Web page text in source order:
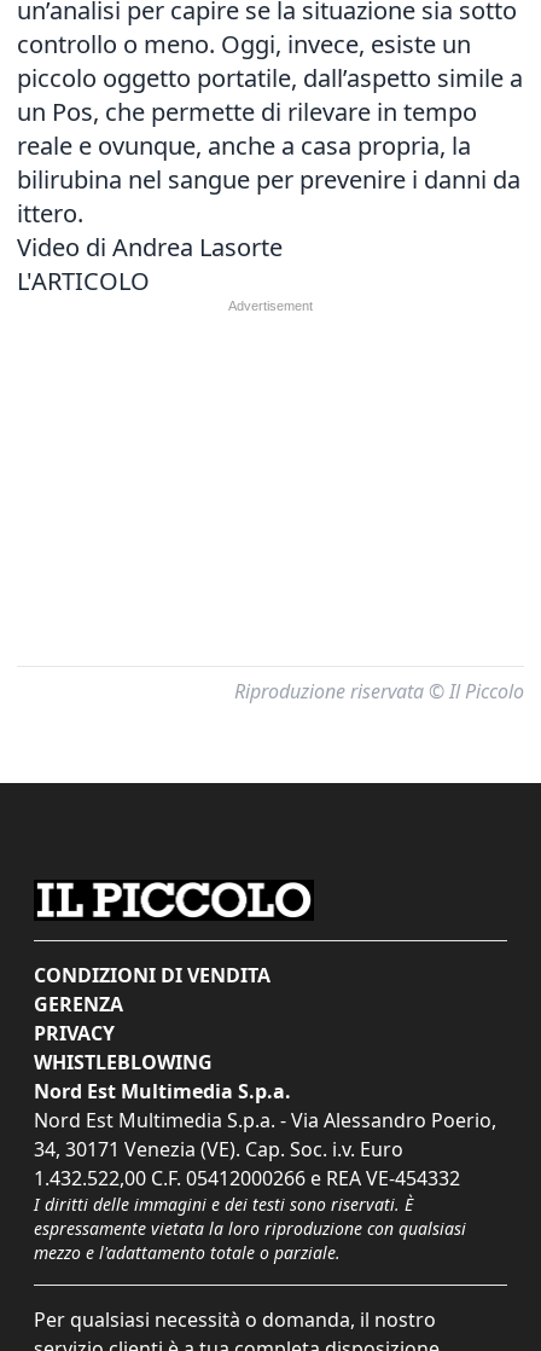
un’analisi per capire se la situazione sia sotto
controllo o meno. Oggi, invece, esiste un
piccolo oggetto portatile, dall’aspetto simile a
un Pos, che permette di rilevare in tempo
reale e ovunque, anche a casa propria, la
bilirubina nel sangue per prevenire i danni da
ittero.
Video di Andrea Lasorte
L'ARTICOLO
Riproduzione riservata © Il Piccolo
CONDIZIONI DI VENDITA
GERENZA
PRIVACY
WHISTLEBLOWING
Nord Est Multimedia S.p.a.
Nord Est Multimedia S.p.a. - Via Alessandro Poerio,
34, 30171 Venezia (VE). Cap. Soc. i.v. Euro
1.432.522,00 C.F. 05412000266 e REA VE-454332
I diritti delle immagini e dei testi sono riservati. È
espressamente vietata la loro riproduzione con qualsiasi
mezzo e l'adattamento totale o parziale.
Per qualsiasi necessità o domanda, il nostro